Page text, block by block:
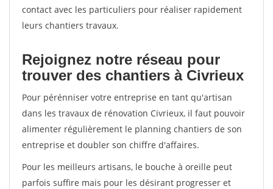
contact avec les particuliers pour réaliser rapidement
leurs chantiers travaux.
Rejoignez notre réseau pour
trouver des chantiers à Civrieux
Pour pérénniser votre entreprise en tant qu'artisan
dans les travaux de rénovation Civrieux, il faut pouvoir
alimenter régulièrement le planning chantiers de son
entreprise et doubler son chiffre d'affaires.
Pour les meilleurs artisans, le bouche à oreille peut
parfois suffire mais pour les désirant progresser et